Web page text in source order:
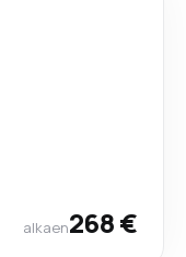
alkaen268 €